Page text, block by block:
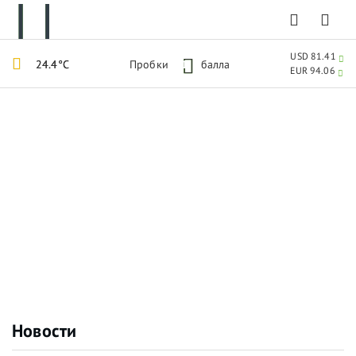
Новости
24.4°C Пробки 1 балла
USD 81.41
EUR 94.06